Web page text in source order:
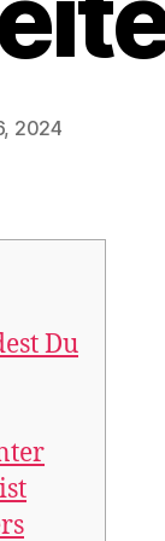
2024
Du